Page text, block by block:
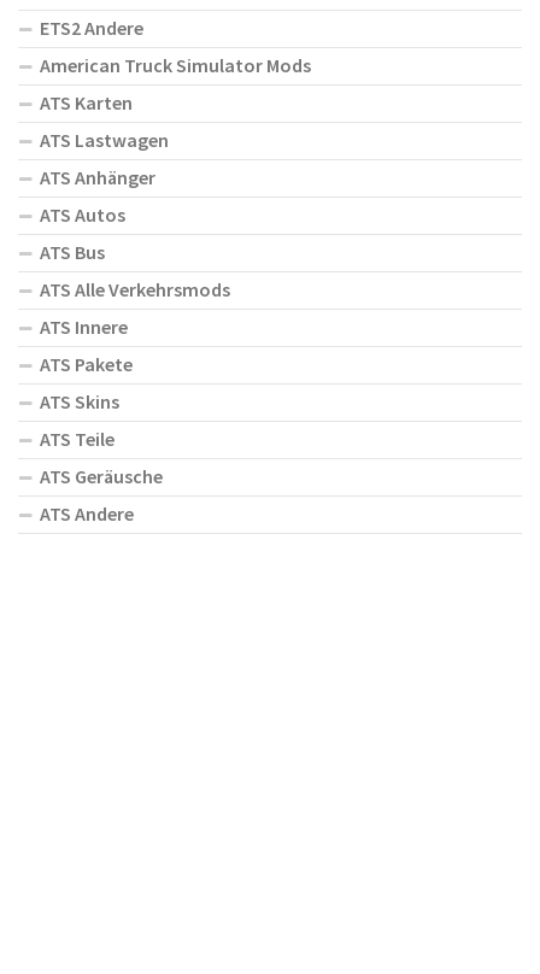
ETS2 Andere
American Truck Simulator Mods
ATS Karten
ATS Lastwagen
ATS Anhänger
ATS Autos
ATS Bus
ATS Alle Verkehrsmods
ATS Innere
ATS Pakete
ATS Skins
ATS Teile
ATS Geräusche
ATS Andere